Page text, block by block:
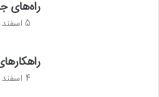
راه‌های
5 اسفند 1404
4 اسفند 1404